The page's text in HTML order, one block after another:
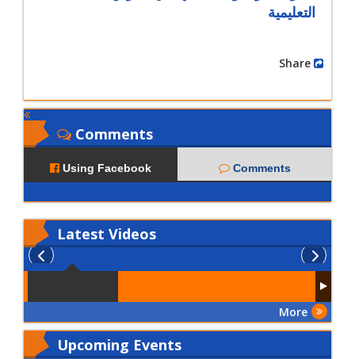
التعليمية
Comments
Using Facebook Comments
Latest Videos
More
Upcoming Events